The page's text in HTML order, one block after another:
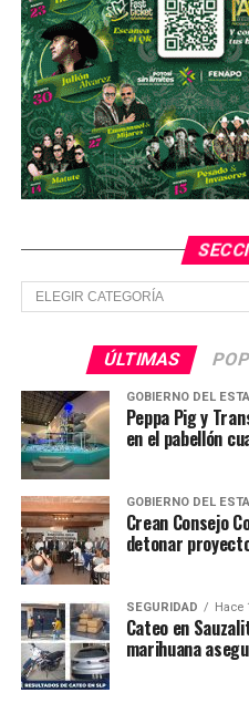
Secciones
ÚLTIMAS
GOBIERNO DEL
Peppa Pig y
en el pabellón
GOBIERNO DEL
Crean Consejo
detonar
SEGURIDAD Hace
Cateo en
marihuana